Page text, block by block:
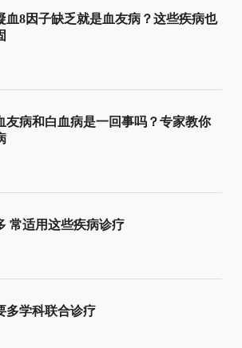
血8因子缺乏就是血友病？这些疾病也
友病和白血病是一回事吗？专家教你
常适用这些疾病诊疗
多学科联合诊疗